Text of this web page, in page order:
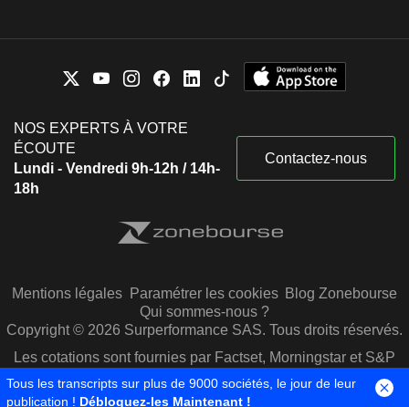
NOS EXPERTS À VOTRE
ÉCOUTE
Lundi - Vendredi 9h-12h / 14h-
18h
Contactez-nous
Mentions légales Paramétrer les cookies Blog Zonebourse
Qui sommes-nous ?
Copyright © 2026 Surperformance SAS. Tous droits réservés.
Les cotations sont fournies par Factset, Morningstar et S&P
Capital IQ
Tous les transcripts sur plus de 9000 sociétés, le jour de leur
publication ! Débloquez-les Maintenant !